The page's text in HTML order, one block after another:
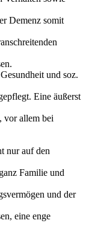
Demenz somit
und soz.
Eine äußerst
vor allem bei
nur auf den
Familie und
und der
eine enge